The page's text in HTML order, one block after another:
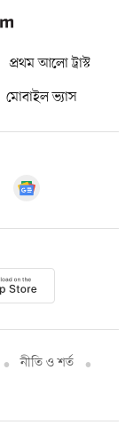
প্রথম আলো ট্রাস্ট
মোবাইল ভ্যাস
নীতি ও শর্ত